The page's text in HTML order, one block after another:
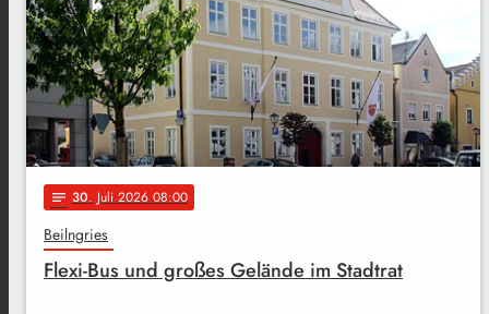
notes 30. Juli 2026 08:00
Beilngries
Flexi-Bus und großes Gelände im Stadtrat